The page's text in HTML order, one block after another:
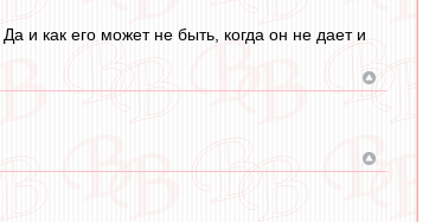
и как его может не быть, когда он не дает и